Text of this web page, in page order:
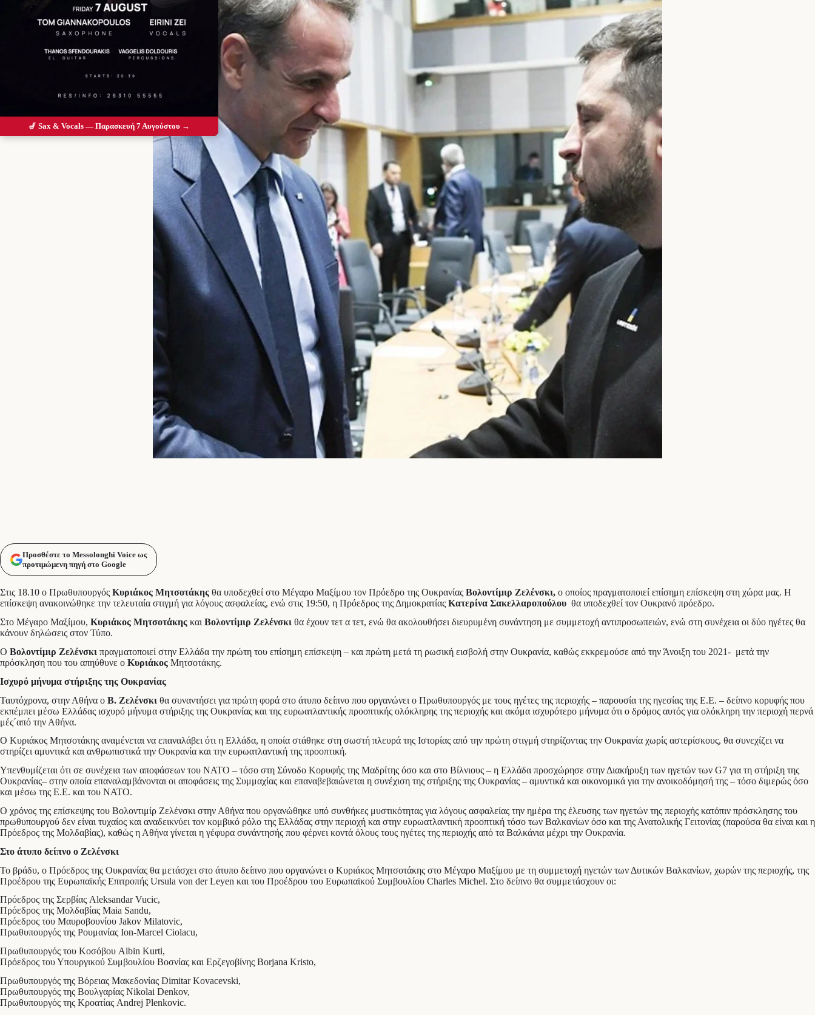
Προσθέστε το Messolonghi Voice ως
προτιμώμενη πηγή στο Google
Στις 18.10 ο Πρωθυπουργός Κυριάκος Μητσοτάκης θα υποδεχθεί στο Μέγαρο Μαξίμου τον Πρόεδρο της Ουκρανίας Βολοντίμιρ Ζελένσκι, ο οποίος πραγματοποιεί επίσημη επίσκεψη στη χώρα μας. Η
επίσκεψη ανακοινώθηκε την τελευταία στιγμή για λόγους ασφαλείας, ενώ στις 19:50, η Πρόεδρος της Δημοκρατίας Κατερίνα Σακελλαροπούλου θα υποδεχθεί τον Ουκρανό πρόεδρο.
Στο Μέγαρο Μαξίμου, Κυριάκος Μητσοτάκης και Βολοντίμιρ Ζελένσκι θα έχουν τετ α τετ, ενώ θα ακολουθήσει διευρυμένη συνάντηση με συμμετοχή αντιπροσωπειών, ενώ στη συνέχεια οι δύο ηγέτες θα
κάνουν δηλώσεις στον Τύπο.
Ο Βολοντίμιρ Ζελένσκι πραγματοποιεί στην Ελλάδα την πρώτη του επίσημη επίσκεψη – και πρώτη μετά τη ρωσική εισβολή στην Ουκρανία, καθώς εκκρεμούσε από την Άνοιξη του 2021- μετά την
πρόσκληση που του απηύθυνε ο Κυριάκος Μητσοτάκης.
Ισχυρό μήνυμα στήριξης της Ουκρανίας
Ταυτόχρονα, στην Αθήνα ο Β. Ζελένσκι θα συναντήσει για πρώτη φορά στο άτυπο δείπνο που οργανώνει ο Πρωθυπουργός με τους ηγέτες της περιοχής – παρουσία της ηγεσίας της Ε.Ε. – δείπνο κορυφής που
εκπέμπει μέσω Ελλάδας ισχυρό μήνυμα στήριξης της Ουκρανίας και της ευρωατλαντικής προοπτικής ολόκληρης της περιοχής και ακόμα ισχυρότερο μήνυμα ότι ο δρόμος αυτός για ολόκληρη την περιοχή περνά
μές΄από την Αθήνα.
Ο Κυριάκος Μητσοτάκης αναμένεται να επαναλάβει ότι η Ελλάδα, η οποία στάθηκε στη σωστή πλευρά της Ιστορίας από την πρώτη στιγμή στηρίζοντας την Ουκρανία χωρίς αστερίσκους, θα συνεχίζει να
στηρίζει αμυντικά και ανθρωπιστικά την Ουκρανία και την ευρωατλαντική της προοπτική.
Υπενθυμίζεται ότι σε συνέχεια των αποφάσεων του ΝΑΤΟ – τόσο στη Σύνοδο Κορυφής της Μαδρίτης όσο και στο Βίλνιους – η Ελλάδα προσχώρησε στην Διακήρυξη των ηγετών των G7 για τη στήριξη της
Ουκρανίας– στην οποία επαναλαμβάνονται οι αποφάσεις της Συμμαχίας και επαναβεβαιώνεται η συνέχιση της στήριξης της Ουκρανίας – αμυντικά και οικονομικά για την ανοικοδόμησή της – τόσο διμερώς όσο
και μέσω της Ε.Ε. και του ΝΑΤΟ.
Ο χρόνος της επίσκεψης του Βολοντιμίρ Ζελένσκι στην Αθήνα που οργανώθηκε υπό συνθήκες μυστικότητας για λόγους ασφαλείας την ημέρα της έλευσης των ηγετών της περιοχής κατόπιν πρόσκλησης του
πρωθυπουργού δεν είναι τυχαίος και αναδεικνύει τον κομβικό ρόλο της Ελλάδας στην περιοχή και στην ευρωατλαντική προοπτική τόσο των Βαλκανίων όσο και της Ανατολικής Γειτονίας (παρούσα θα είναι και η
Πρόεδρος της Μολδαβίας), καθώς η Αθήνα γίνεται η γέφυρα συνάντησής που φέρνει κοντά όλους τους ηγέτες της περιοχής από τα Βαλκάνια μέχρι την Ουκρανία.
Στο άτυπο δείπνο ο Ζελένσκι
Το βράδυ, ο Πρόεδρος της Ουκρανίας θα μετάσχει στο άτυπο δείπνο που οργανώνει ο Κυριάκος Μητσοτάκης στο Μέγαρο Μαξίμου με τη συμμετοχή ηγετών των Δυτικών Βαλκανίων, χωρών της περιοχής, της
Προέδρου της Ευρωπαϊκής Επιτροπής Ursula von der Leyen και του Προέδρου του Ευρωπαϊκού Συμβουλίου Charles Michel. Στο δείπνο θα συμμετάσχουν οι:
Πρόεδρος της Σερβίας Aleksandar Vucic,
Πρόεδρος της Μολδαβίας Maia Sandu,
Πρόεδρος του Μαυροβουνίου Jakov Milatovic,
Πρωθυπουργός της Ρουμανίας Ion-Marcel Ciolacu,
Πρωθυπουργός του Κοσόβου Albin Kurti,
Πρόεδρος του Υπουργικού Συμβουλίου Βοσνίας και Ερζεγοβίνης Borjana Kristo,
Πρωθυπουργός της Βόρειας Μακεδονίας Dimitar Kovacevski,
Πρωθυπουργός της Βουλγαρίας Nikolai Denkov,
Πρωθυπουργός της Κροατίας Andrej Plenkovic.
🎷 Sax & Vocals — Παρασκευή 7 Αυγούστου →